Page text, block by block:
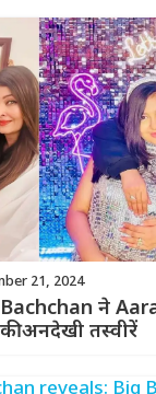
21, 2024
ने
अनदेखी तस्वीरें